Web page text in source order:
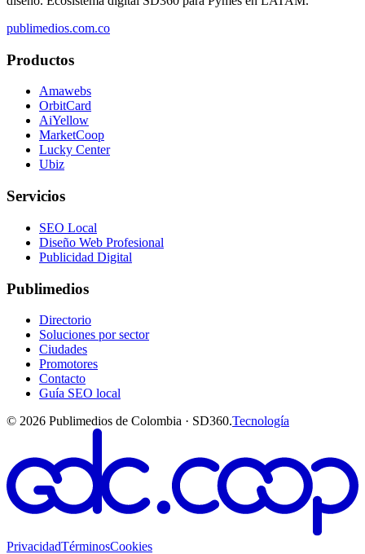
publimedios.com.co
Productos
Amawebs
OrbitCard
AiYellow
MarketCoop
Lucky Center
Ubiz
Servicios
SEO Local
Diseño Web Profesional
Publicidad Digital
Publimedios
Directorio
Soluciones por sector
Ciudades
Promotores
Contacto
Guía SEO local
© 2026 Publimedios de Colombia · SD360.Tecnología
PrivacidadTérminosCookies